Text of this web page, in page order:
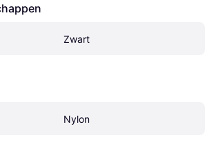
Zwart
Nylon